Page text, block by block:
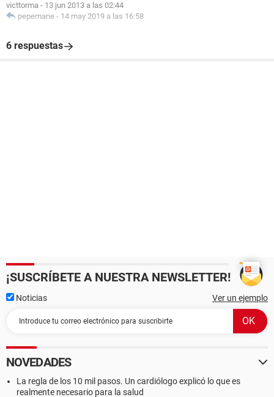
victtorma - 13 jun 2013 a las 02:44
pepemane - 14 may 2019 a las 16:58
6 respuestas
¡SUSCRÍBETE A NUESTRA NEWSLETTER!
Noticias Ver un ejemplo
NOVEDADES
La regla de los 10 mil pasos. Un cardiólogo explicó lo que es
realmente necesario para la salud